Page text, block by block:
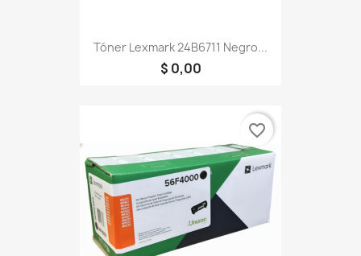
Tóner Lexmark 24B6711 Negro...
$ 0,00
favorite_border